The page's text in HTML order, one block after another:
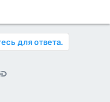
для ответа.
почта
Ссылка